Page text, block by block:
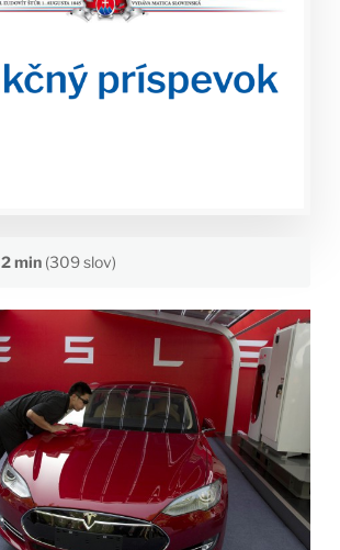
2 min(309 slov)